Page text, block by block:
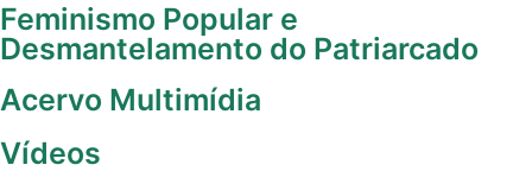
Feminismo Popular e
Desmantelamento do Patriarcado
Acervo Multimídia
Vídeos